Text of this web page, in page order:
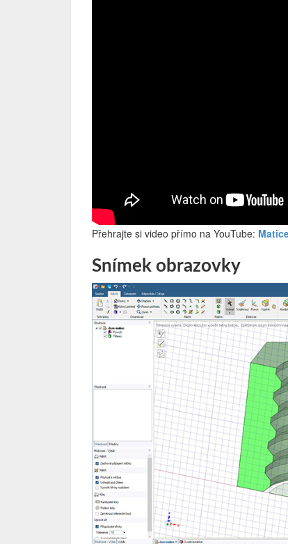
Přehrajte si video přímo na YouTube:
Snímek obrazovky